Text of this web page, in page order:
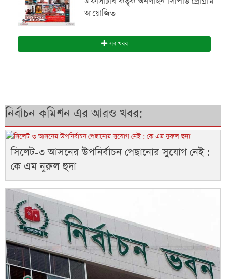
আয়োজিত
সব খবর
নির্বাচন কমিশন এর আরও খবর:
সিলেট-৩ আসনের উপনির্বাচন পেছানোর সুযোগ নেই :
কে এম নুরুল হুদা